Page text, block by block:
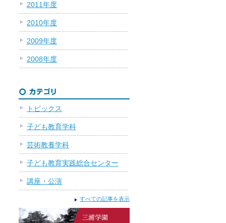
2011年度
2010年度
2009年度
2008年度
トピックス
子ども教育学科
芸術教養学科
子ども教育実践総合センター
講座・公演
すべての記事を表示